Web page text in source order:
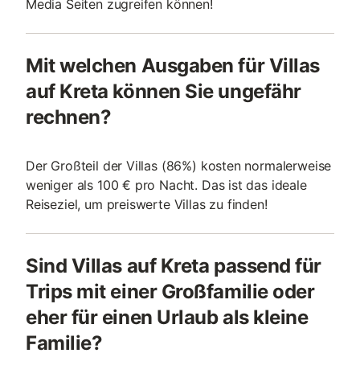
Media Seiten zugreifen können!
Mit welchen Ausgaben für Villas
auf Kreta können Sie ungefähr
rechnen?
Der Großteil der Villas (86%) kosten normalerweise
weniger als 100 € pro Nacht. Das ist das ideale
Reiseziel, um preiswerte Villas zu finden!
Sind Villas auf Kreta passend für
Trips mit einer Großfamilie oder
eher für einen Urlaub als kleine
Familie?